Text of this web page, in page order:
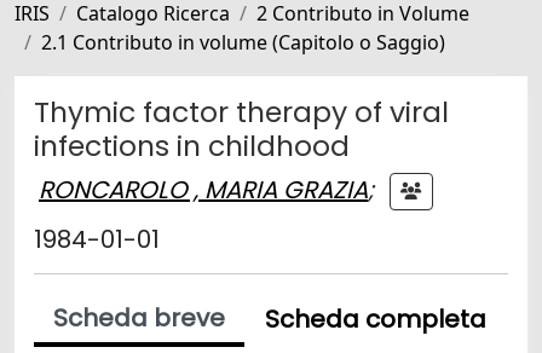
IRIS Catalogo Ricerca
2 Contributo in Volume
2.1 Contributo in volume (Capitolo o Saggio)
Thymic factor therapy of viral
infections in childhood
RONCAROLO , MARIA GRAZIA;
1984-01-01
Scheda breve
Scheda completa